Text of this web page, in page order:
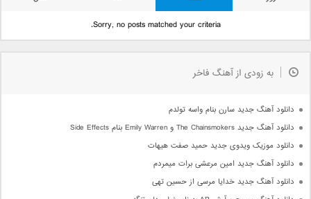
Sorry, no posts matched your criteria.
به زودی از آهنگ فاخر
دانلود آهنگ جدید سارن بنام واسه تولدم
دانلود آهنگ جدید The Chainsmokers و Emily Warren بنام Side Effects
دانلود موزیک ویدوی جدید حمید صفت هیهات
دانلود آهنگ جدید امین مرعشی برات میمردم
دانلود آهنگ جدید خدایا مرسی از حسین تهی